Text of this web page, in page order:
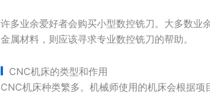
许多业余爱好者会购买小型数控铣刀。大多数业
金属材料，则应该寻求专业数控铣刀的帮助。
CNC机床的类型和作用
CNC机床种类繁多。机械师使用的机床会根据项